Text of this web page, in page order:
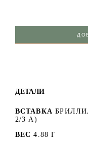
ДЕТАЛИ
ВСТАВКА
2/3 А)
ВЕС 4.88 Г